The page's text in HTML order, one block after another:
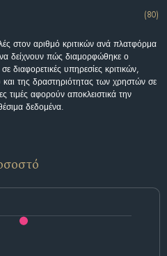
(80)
στον αριθμό κριτικών ανά πλατφόρμα
δείχνουν πώς διαμορφώθηκε ο
διαφορετικές υπηρεσίες κριτικών,
και της δραστηριότητας των χρηστών σε
τιμές αφορούν αποκλειστικά την
δεδομένα.